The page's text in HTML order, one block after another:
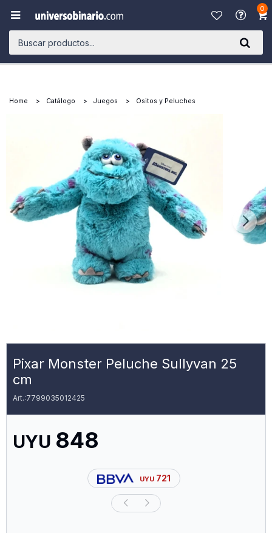
0

Home Catálogo Juegos Ositos y Peluches
Pixar Monster Peluche Sullyvan 25
cm
7799035012425
UYU 848
UYU 721